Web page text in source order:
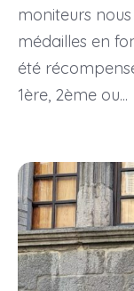
moniteurs
médailles en
été
1ère, 2ème ou...